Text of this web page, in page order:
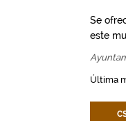
Se
este
Última